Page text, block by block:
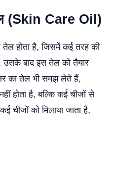
(Skin Care Oil )
होता है, जिसमें कई तरह की
उसके बाद इस तेल को तैयार
का तेल भी समझ लेते हैं,
होता है, बल्कि कई चीजों से
चीजों को मिलाया जाता है,